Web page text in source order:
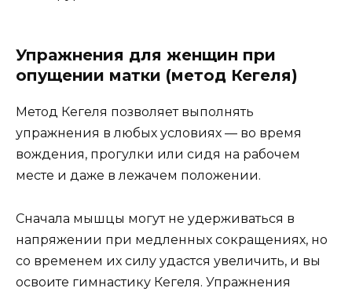
Упражнения для женщин при
опущении матки (метод Кегеля)
Метод Кегеля позволяет выполнять
упражнения в любых условиях — во время
вождения, прогулки или сидя на рабочем
месте и даже в лежачем положении.
Сначала мышцы могут не удерживаться в
напряжении при медленных сокращениях, но
со временем их силу удастся увеличить, и вы
освоите гимнастику Кегеля. Упражнения